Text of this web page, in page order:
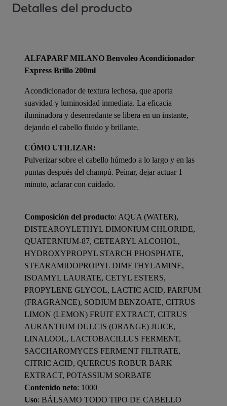
Detalles del producto
ALFAPARF MILANO Benvoleo Acondicionador
Express Brillo 200ml
Acondicionador de textura lechosa, que aporta
suavidad y luminosidad inmediata. La eficacia
iluminadora y desenredante se libera en un instante,
dejando el cabello fluido y brillante.
CÓMO UTILIZAR:
Pulverizar sobre el cabello húmedo a lo largo y en las
puntas después del champú. Peinar, dejar actuar 1
minuto, aclarar con cuidado.
Composición del producto: AQUA (WATER),
DISTEAROYLETHYL DIMONIUM CHLORIDE,
QUATERNIUM-87, CETEARYL ALCOHOL,
HYDROXYPROPYL STARCH PHOSPHATE,
STEARAMIDOPROPYL DIMETHYLAMINE,
ISOAMYL LAURATE, CETYL ESTERS,
PROPYLENE GLYCOL, LACTIC ACID, PARFUM
(FRAGRANCE), SODIUM BENZOATE, CITRUS
LIMON (LEMON) FRUIT EXTRACT, CITRUS
AURANTIUM DULCIS (ORANGE) JUICE,
LINALOOL, LACTOBACILLUS FERMENT,
SACCHAROMYCES FERMENT FILTRATE,
CITRIC ACID, QUERCUS ROBUR BARK
EXTRACT, POTASSIUM SORBATE
Contenido neto: 1000
Uso: BÁLSAMO TODO TIPO DE CABELLO